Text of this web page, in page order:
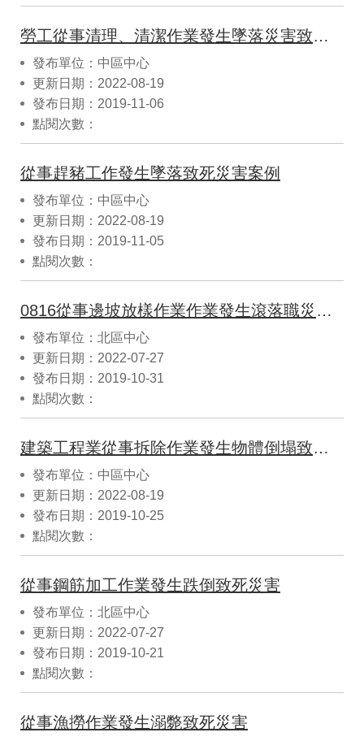
勞工從事清理、清潔作業發生墜落災害致死災害案例
發布單位：中區中心
更新日期：2022-08-19
發布日期：2019-11-06
點閱次數：
從事趕豬工作發生墜落致死災害案例
發布單位：中區中心
更新日期：2022-08-19
發布日期：2019-11-05
點閱次數：
0816從事邊坡放樣作業作業發生滾落職災案例
發布單位：北區中心
更新日期：2022-07-27
發布日期：2019-10-31
點閱次數：
建築工程業從事拆除作業發生物體倒塌致死災害
發布單位：中區中心
更新日期：2022-08-19
發布日期：2019-10-25
點閱次數：
從事鋼筋加工作業發生跌倒致死災害
發布單位：北區中心
更新日期：2022-07-27
發布日期：2019-10-21
點閱次數：
從事漁撈作業發生溺斃致死災害